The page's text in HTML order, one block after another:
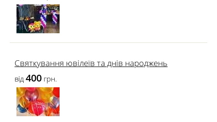
Святкування ювілеїв та днів народжень
від 400 грн.